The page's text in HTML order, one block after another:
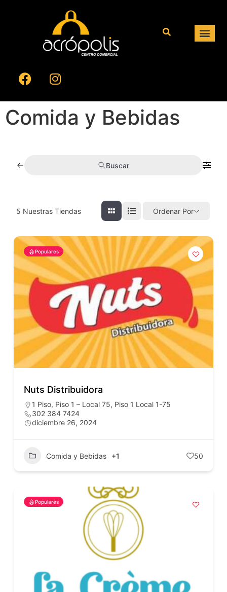
Comida y Bebidas
Buscar
5 Nuestras Tiendas Ordenar Por
Populares
Nuts Distribuidora
1 Piso, Piso 1 – Local 75, Piso 1 Local 1-75
302 384 7424
diciembre 26, 2024
Comida y Bebidas +1 50
Populares